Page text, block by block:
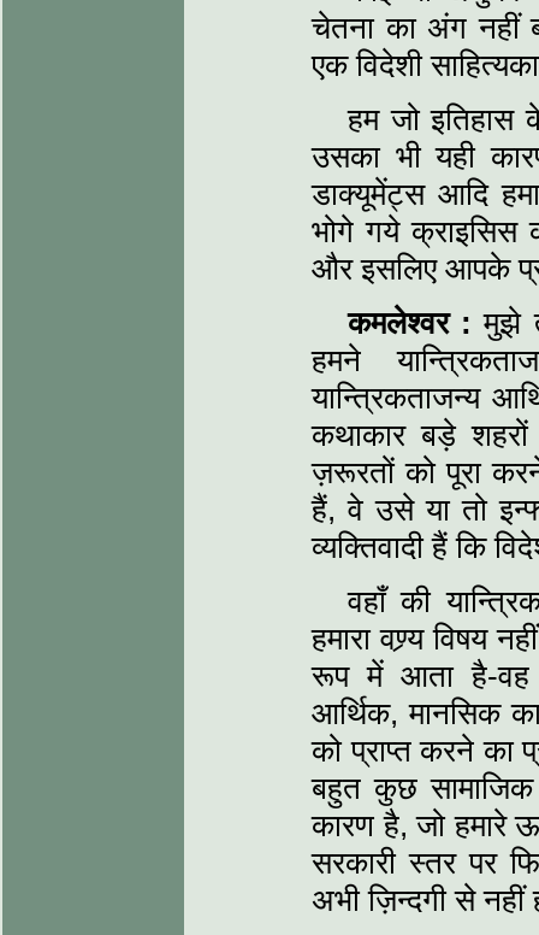
चेतना का अंग
एक विदेशी
हम जो इतिहास
उसका भी यही
डाक्यूमेंट्स आदि
भोगे गये क्राइसिस
और इसलिए आपके
कमलेश्वर : मुझे
हमने
यान्त्रिकताजन्य
कथाकार बड़े शहरों
ज़रूरतों को पूरा
हैं, वे उसे या तो
व्यक्तिवादी हैं कि
वहाँ की
हमारा वण्र्य विषय
रूप में आता है-वह
आर्थिक, मानसिक
को प्राप्त करने का
बहुत कुछ
कारण है, जो हमारे
सरकारी स्तर पर
अभी ज़िन्दगी से नहीं